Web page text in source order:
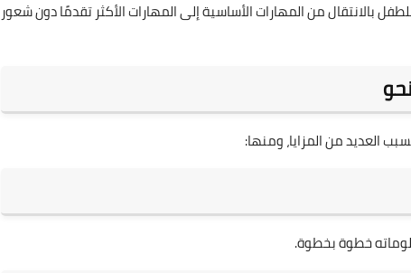
من المهارات الأساسية إلى المهارات الأكثر تقدمًا دون شعور
العديد من المزايا، ومنها:
خطوة بخطوة.